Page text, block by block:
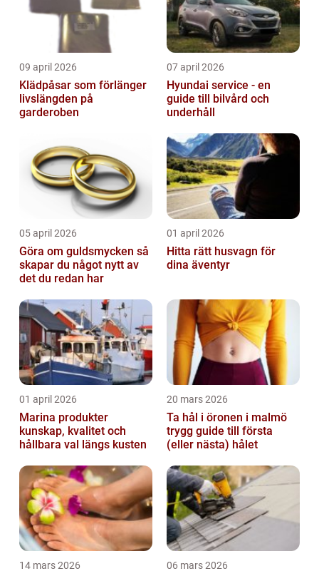
09 april 2026
Klädpåsar som förlänger
livslängden på
garderoben
07 april 2026
Hyundai service - en
guide till bilvård och
underhåll
05 april 2026
Göra om guldsmycken så
skapar du något nytt av
det du redan har
01 april 2026
Hitta rätt husvagn för
dina äventyr
01 april 2026
Marina produkter
kunskap, kvalitet och
hållbara val längs kusten
20 mars 2026
Ta hål i öronen i malmö
trygg guide till första
(eller nästa) hålet
14 mars 2026 06 mars 2026